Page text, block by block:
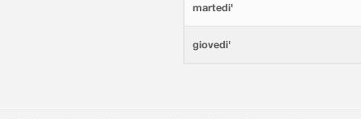
martedi'
giovedi'